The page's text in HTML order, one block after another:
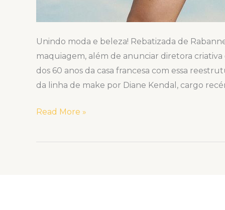
Unindo moda e beleza! Rebatizada de
maquiagem, além de anunciar diretora
dos 60 anos da casa francesa com essa
da linha de make por Diane Kendal, cargo
Read More »